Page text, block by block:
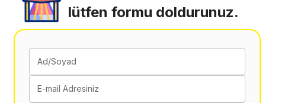
lütfen formu doldurunuz.
Ad/Soyad
E-mail Adresiniz